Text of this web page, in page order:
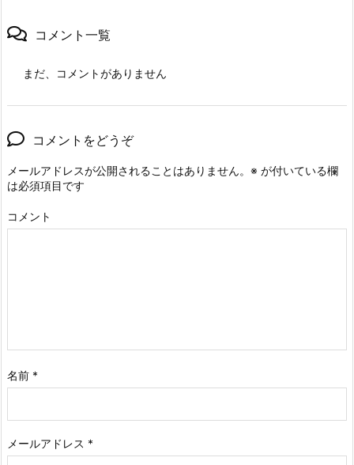
コメント一覧
まだ、コメントがありません
コメントをどうぞ
メールアドレスが公開されることはありません。 ※ が付いている欄
は必須項目です
コメント
名前 *
メールアドレス *